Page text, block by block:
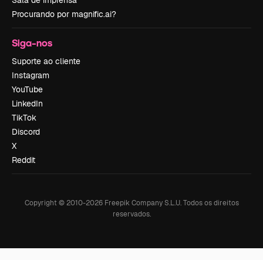
Procurando por magnific.ai?
Siga-nos
Suporte ao cliente
Instagram
YouTube
LinkedIn
TikTok
Discord
X
Reddit
Copyright © 2010-2026Freepik Company S.L.U. Todos os direitos
reservados.